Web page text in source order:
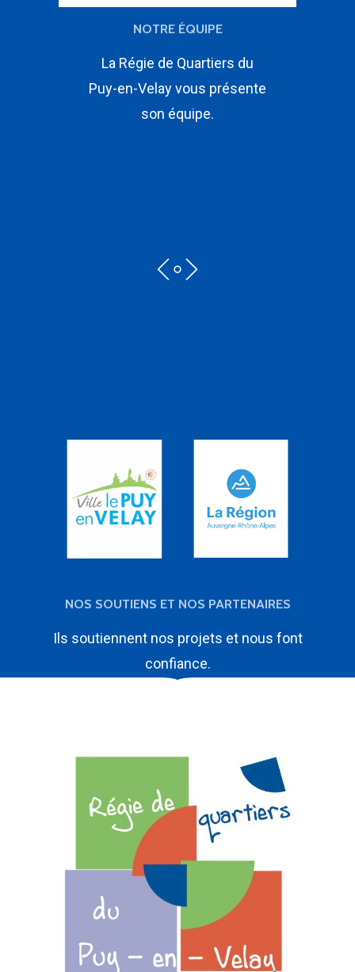
NOTRE ÉQUIPE
La Régie de Quartiers du
Puy-en-Velay vous présente
son équipe.
NOS SOUTIENS ET NOS PARTENAIRES
Ils soutiennent nos projets et nous font
confiance.